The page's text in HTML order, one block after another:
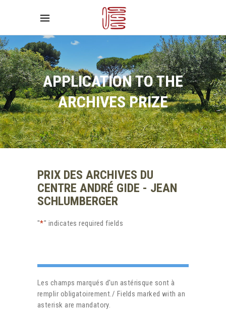
APPLICATION TO THE
ARCHIVES PRIZE
PRIX DES ARCHIVES DU
CENTRE ANDRÉ GIDE - JEAN
SCHLUMBERGER
"*" indicates required fields
Les champs marqués d'un astérisque sont à
remplir obligatoirement./ Fields marked with an
asterisk are mandatory.